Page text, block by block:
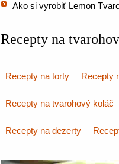
Ako si vyrobiť Lemon
Recepty na
Recepty na torty Recepty
Recepty na tvarohový koláč
Recepty na dezerty